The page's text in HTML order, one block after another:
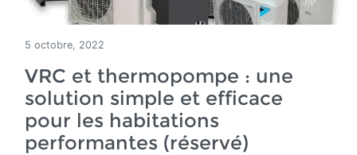
5 octobre, 2022
VRC et thermopompe : une
solution simple et efficace
pour les habitations
performantes (réservé)